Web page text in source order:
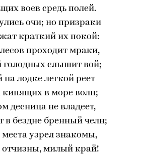
воев средь полей.
очи; но призраки
краткий их покой:
проходит мраки,
голодных слышит вой;
лодке легкой реет
кипящих в море волн;
десница не владеет,
в бездне бренный челн;
узрел знакомы,
отчизны, милый край!